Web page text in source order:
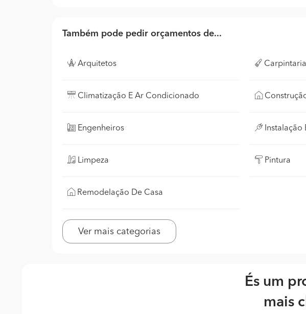
Também pode pedir orçamentos de...
Arquitetos
Climatização E Ar Condicionado
Engenheiros Instalação
Limpeza Pintura
Remodelação De Casa
Ver mais categorias
És um
mais